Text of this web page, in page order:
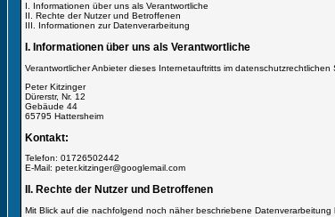
I. Informationen über uns als Verantwortliche
II. Rechte der Nutzer und Betroffenen
III. Informationen zur Datenverarbeitung
I. Informationen über uns als Verantwortliche
Verantwortlicher Anbieter dieses Internetauftritts im datenschutzrechtlichen
Peter Kitzinger
Dürerstr, Nr. 12
Gebäude 44
65795 Hattersheim
Kontakt:
Telefon: 01726502442
E-Mail: peter.kitzinger@googlemail.com
II. Rechte der Nutzer und Betroffenen
Mit Blick auf die nachfolgend noch näher beschriebene